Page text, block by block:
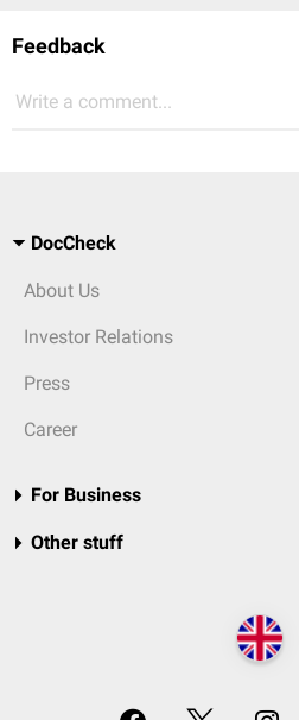
Feedback
Write a comment...
DocCheck
About Us
Investor Relations
Press
Career
For Business
Other stuff